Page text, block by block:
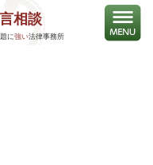
相談
に強い法律事務所
解決できた事案